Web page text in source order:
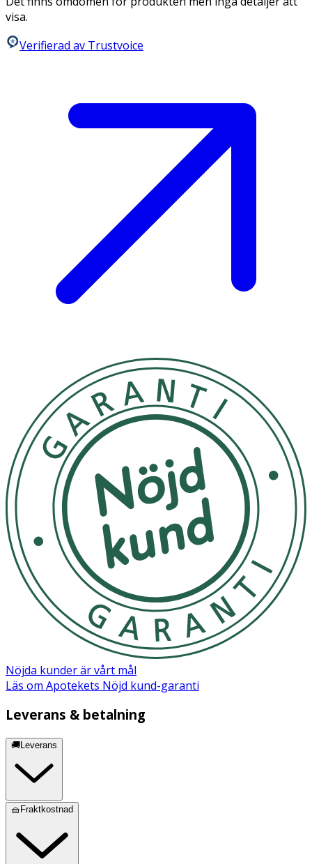
visa.
Verifierad av Trustvoice
Nöjda kunder är vårt mål
Läs om Apotekets Nöjd kund-garanti
Leverans & betalning
🚚Leverans
🧺Fraktkostnad